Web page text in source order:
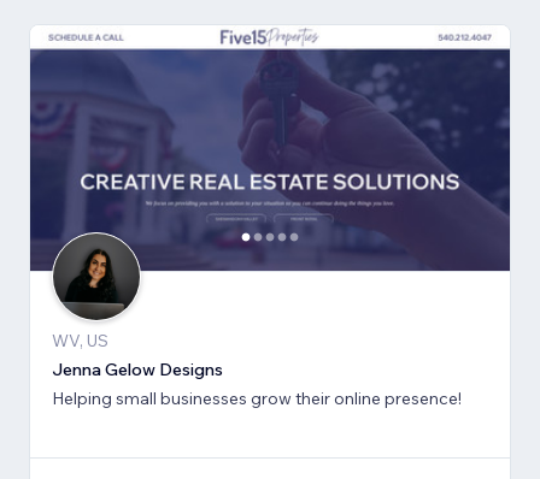
WV, US
Jenna Gelow Designs
Helping small businesses grow their online presence!